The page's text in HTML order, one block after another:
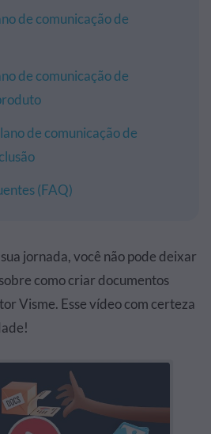
de comunicação de
de comunicação de
de comunicação de
(FAQ)
jornada, você não pode deixar
como criar documentos
Visme. Esse vídeo com certeza